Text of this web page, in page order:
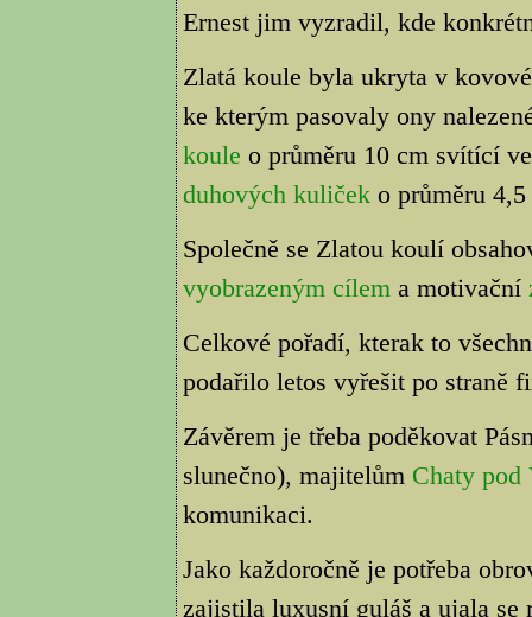
Ernest jim vyzradil, kde
Zlatá koule byla ukryta v
ke kterým pasovaly ony
koule o průměru 10 cm svítící
duhových kuličeko průměru 4,5
Společně se Zlatou koulí
vyobrazeným cílema motivační
Celkové pořadí, kterak to
podařilo letos vyřešit po straně
Závěrem je třeba poděkovat
slunečno), majitelům Chaty pod
komunikaci.
Jako každoročně je potřeba
zajistila luxusní guláš a ujala se